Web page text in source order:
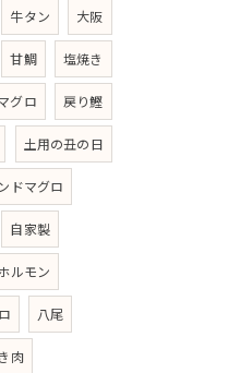
牛タン 大阪
甘鯛 塩焼き
グロ 戻り鰹
土用の丑の日
ドマグロ
自家製
ルモン
八尾
肉